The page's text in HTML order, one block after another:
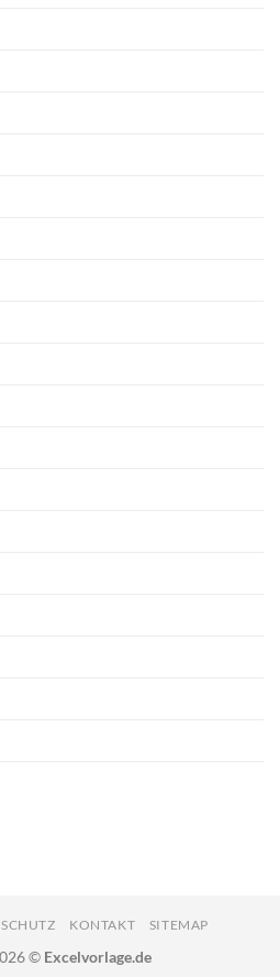
KONTAKT SITEMAP
© Excelvorlage.de